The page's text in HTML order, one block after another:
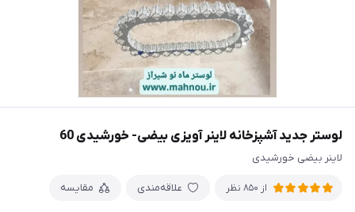
لوستر جدید آشپزخانه لاینر آویزی بیضی- خورشیدی 60
لاینر بیضی خورشیدی
از 850 نظر علاقه‌مندی مقایسه